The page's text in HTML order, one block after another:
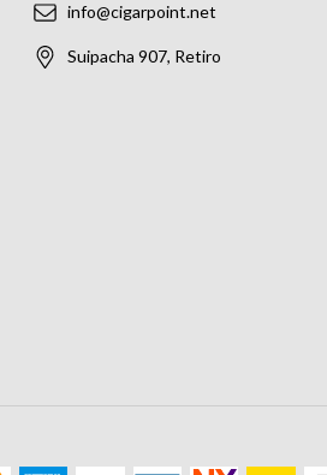
info@cigarpoint.net
Suipacha 907, Retiro